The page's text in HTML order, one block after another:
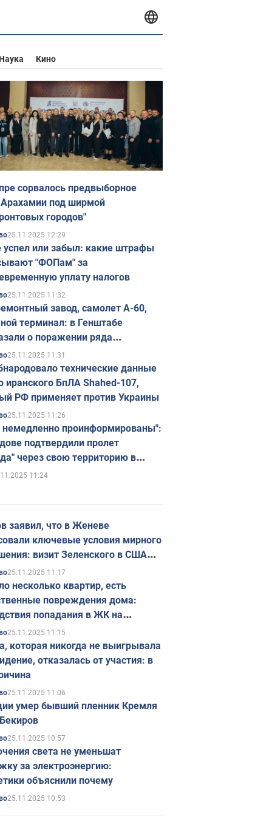
Наука Кино
сорвалось предвыборное
Арахамии под ширмой
городов"
25.11.2025 12:29
успел или забыл: какие штрафы
"ФОПам" за
уплату налогов
25.11.2025 11:32
завод, самолет А-60,
терминал: в Генштабе
о поражении ряда
объектов России
25.11.2025 11:31
технические данные
иранского БпЛА Shahed-107,
РФ применяет против Украины
25.11.2025 11:26
проинформированы":
подтвердили пролет
через свою территорию в
11:24
заявил, что в Женеве
ключевые условия мирного
визит Зеленского в США
в ноябре
25.11.2025 11:17
несколько квартир, есть
повреждения дома:
попадания в ЖК на
в Киеве. Фото
25.11.2025 11:15
которая никогда не выигрывала
отказалась от участия: в
25.11.2025 11:06
умер бывший пленник Кремля
25.11.2025 10:57
света не уменьшат
за электроэнергию:
объяснили почему
25.11.2025 10:53